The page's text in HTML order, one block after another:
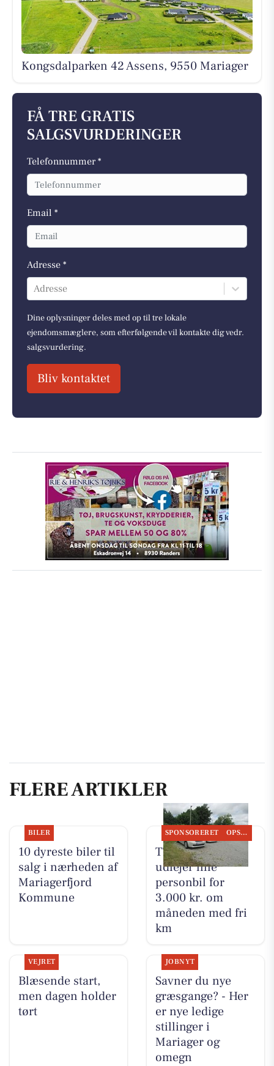
Kongsdalparken 42 Assens, 9550 Mariager
FÅ TRE GRATIS
SALGSVURDERINGER
Telefonnummer *
Email *
Adresse *
Adresse
Dine oplysninger deles med op til tre lokale
ejendomsmæglere, som efterfølgende vil kontakte dig vedr.
salgsvurdering.
Bliv kontaktet
FLERE ARTIKLER
BILER
10 dyreste biler til
salg i nærheden af
Mariagerfjord
Kommune
SPONSORERET OPSLAGSTAVLEN
TT CARS ApS
udlejer lille
personbil for
3.000 kr. om
måneden med fri
km
VEJRET
Blæsende start,
men dagen holder
tørt
JOBNYT
Savner du nye
græsgange? - Her
er nye ledige
stillinger i
Mariager og
omegn